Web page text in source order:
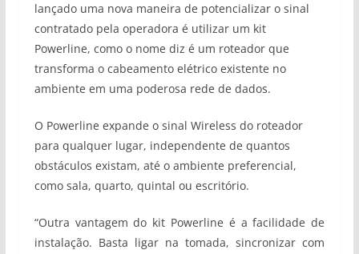
lançado uma nova maneira de potencializar o sinal
contratado pela operadora é utilizar um kit
Powerline, como o nome diz é um roteador que
transforma o cabeamento elétrico existente no
ambiente em uma poderosa rede de dados.
O Powerline expande o sinal Wireless do roteador
para qualquer lugar, independente de quantos
obstáculos existam, até o ambiente preferencial,
como sala, quarto, quintal ou escritório.
“Outra vantagem do kit Powerline é a facilidade de
instalação. Basta ligar na tomada, sincronizar com